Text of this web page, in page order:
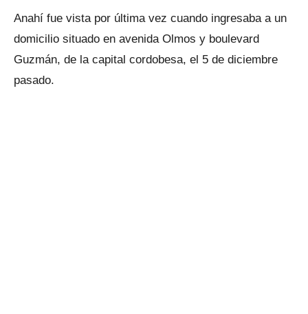
Anahí fue vista por última vez cuando ingresaba a un
domicilio situado en avenida Olmos y boulevard
Guzmán, de la capital cordobesa, el 5 de diciembre
pasado.